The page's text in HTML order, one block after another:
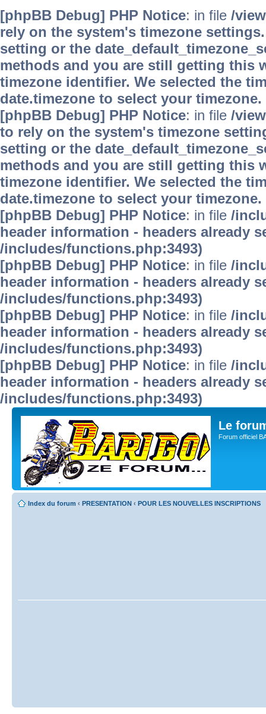
[phpBB Debug] PHP Notice: in file /
rely on the system's timezone
setting or the
methods and you are still getting this
timezone identifier. We selected the
date.timezone to select your timezone.
[phpBB Debug] PHP Notice: in file /
to rely on the system's timezone
setting or the
methods and you are still getting this
timezone identifier. We selected the
date.timezone to select your timezone.
[phpBB Debug] PHP Notice: in file /
header information - headers already
/includes/functions.php:3493)
[phpBB Debug] PHP Notice: in file /
header information - headers already
/includes/functions.php:3493)
[phpBB Debug] PHP Notice: in file /
header information - headers already
/includes/functions.php:3493)
[phpBB Debug] PHP Notice: in file /
header information - headers already
/includes/functions.php:3493)
Le
Forum officiel
Index du forum ‹ PRESENTATION ‹ POUR LES NOUVELLES INSCRIPTIONS